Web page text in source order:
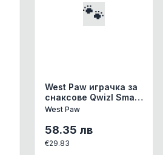
🐾
West Paw играчка за
снаксове Qwizl Small
14см, оранжево
West Paw
58.35 лв
€29.83